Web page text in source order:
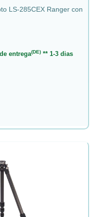
LS-285CEX Ranger con
entrega(DE) ** 1-3 dias